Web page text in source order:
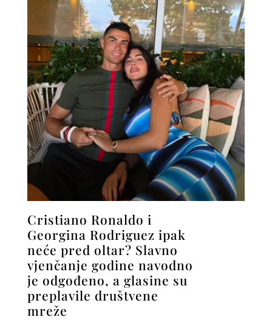
Cristiano Ronaldo i
Georgina Rodriguez ipak
neće pred oltar? Slavno
vjenčanje godine navodno
je odgođeno, a glasine su
preplavile društvene
mreže